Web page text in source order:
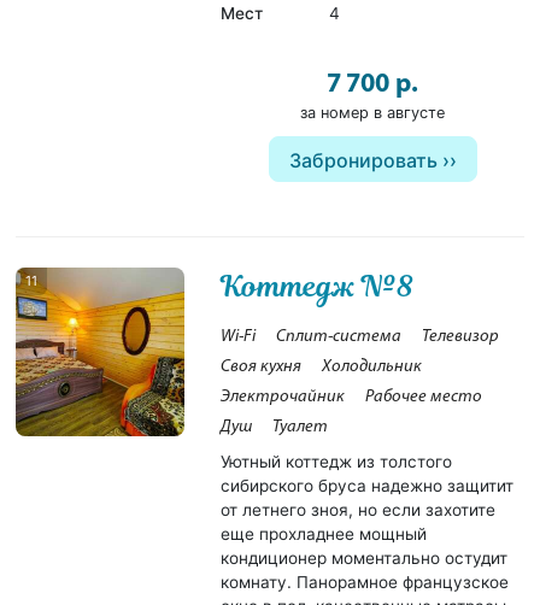
Мест 4
7 700 р.
за номер в августе
Забронировать
11 Коттедж №8
Wi-Fi Сплит-система
Телевизор
Своя кухня
Холодильник
Электрочайник
Рабочее место
Душ
Туалет
Уютный коттедж из толстого
сибирского бруса надежно защитит
от летнего зноя, но если захотите
еще прохладнее мощный
кондиционер моментально остудит
комнату. Панорамное французское